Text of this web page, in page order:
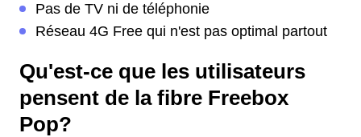
Pas de TV ni de téléphonie
Réseau 4G Free qui n'est pas optimal partout
Qu'est-ce que les utilisateurs
pensent de la fibre Freebox
Pop?